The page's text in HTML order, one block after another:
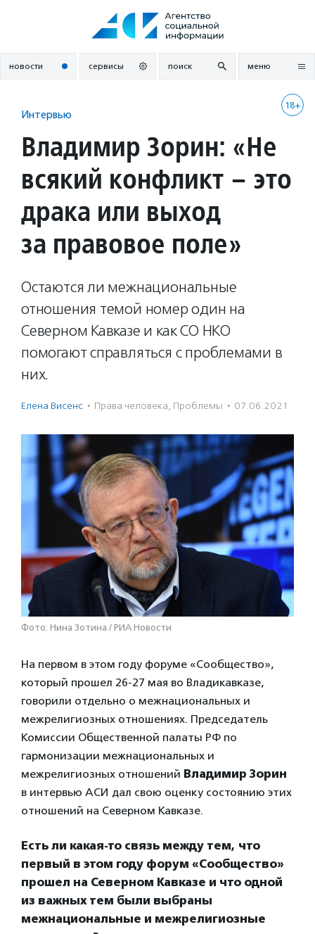
новости сервисы поиск меню
18+
Интервью
Владимир Зорин: «Не
всякий конфликт – это
драка или выход
за правовое поле»
Остаются ли межнациональные
отношения темой номер один на
Северном Кавказе и как СО НКО
помогают справляться с проблемами в
них.
Елена Висенс · Права человека, Проблемы · 07.06.2021
Фото: Нина Зотина / РИА Новости
На первом в этом году форуме «Сообщество»,
который прошел 26-27 мая во Владикавказе,
говорили отдельно о межнациональных и
межрелигиозных отношениях. Председатель
Комиссии Общественной палаты РФ по
гармонизации межнациональных и
межрелигиозных отношений Владимир Зорин
в интервью АСИ дал свою оценку состоянию этих
отношений на Северном Кавказе.
Есть ли какая-то связь между тем, что
первый в этом году форум «Сообщество»
прошел на Северном Кавказе и что одной
из важных тем были выбраны
межнациональные и межрелигиозные